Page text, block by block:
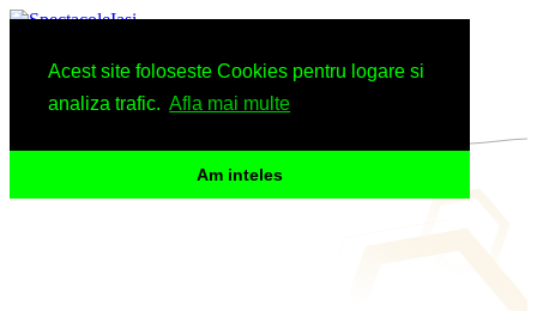
Acest site foloseste Cookies pentru logare si
analiza trafic. Afla mai multe
Am inteles
Spectacole
Arhiva
Informatii